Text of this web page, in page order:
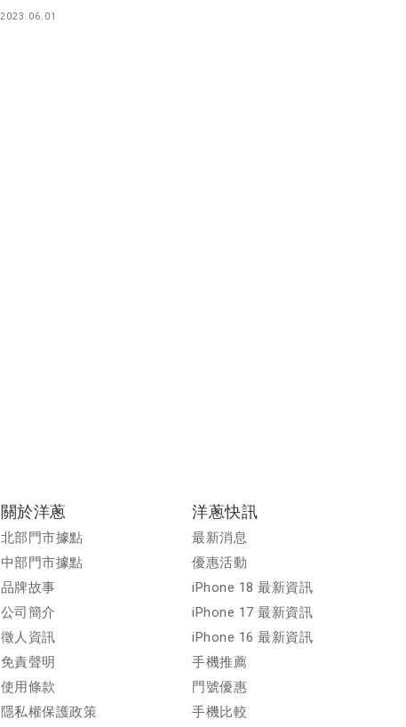
2023.06.01
關於洋蔥
北部門市據點
中部門市據點
品牌故事
公司簡介
徵人資訊
免責聲明
使用條款
隱私權保護政策
洋蔥快訊
最新消息
優惠活動
iPhone 18 最新資訊
iPhone 17 最新資訊
iPhone 16 最新資訊
手機推薦
門號優惠
手機比較